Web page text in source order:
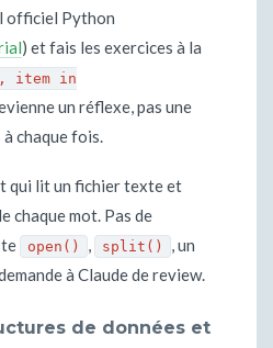
officiel Python
) et fais les exercices à la
item in
un réflexe, pas une
chaque fois.
qui lit un fichier texte et
chaque mot. Pas de
open() , split() , un
à Claude de review.
de données et